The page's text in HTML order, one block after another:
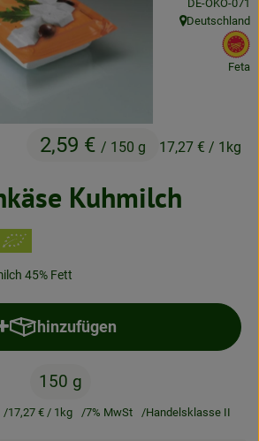
Kuhmilch
45% Fett
2,59 € / 150 g 17,27 € / 1kg
DE-ÖKO-071
, Herkunft:
Deutschland
,
Feta
hinzufügen
Produkt zum Warenkorb
150 g
17,27 € / 1kg 7% MwSt Handelsklasse II